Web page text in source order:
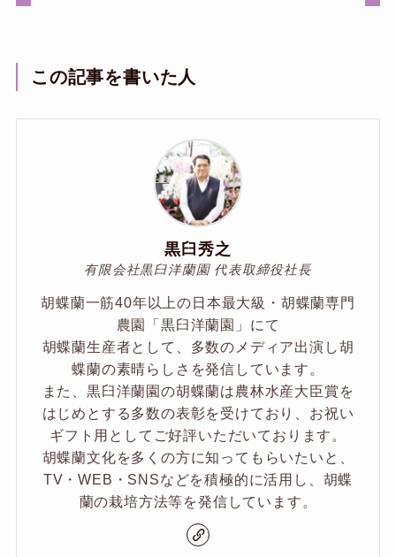
この記事を書いた人
黒臼秀之
有限会社黒臼洋蘭園 代表取締役社長
胡蝶蘭一筋40年以上の日本最大級・胡蝶蘭専門
農園「黒臼洋蘭園」にて
胡蝶蘭生産者として、多数のメディア出演し胡
蝶蘭の素晴らしさを発信しています。
また、黒臼洋蘭園の胡蝶蘭は農林水産大臣賞を
はじめとする多数の表彰を受けており、お祝い
ギフト用としてご好評いただいております。
胡蝶蘭文化を多くの方に知ってもらいたいと、
TV・WEB・SNSなどを積極的に活用し、胡蝶
蘭の栽培方法等を発信しています。